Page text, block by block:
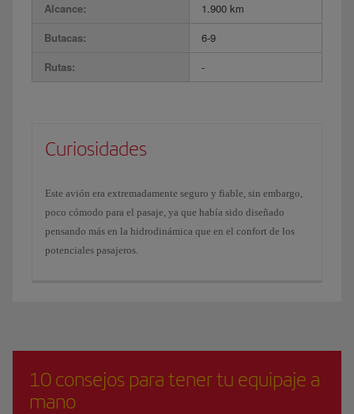
Alcance:
1.900 km
Butacas:
6-9
Rutas:
-
Curiosidades
Este avión era extremadamente seguro y fiable, sin embargo,
poco cómodo para el pasaje, ya que había sido diseñado
pensando más en la hidrodinámica que en el confort de los
potenciales pasajeros.
10 consejos para tener tu equipaje a
mano